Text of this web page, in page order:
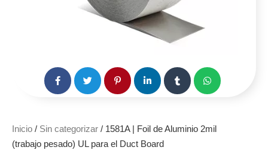
Inicio / Sin categorizar / 1581A | Foil de Aluminio 2mil
(trabajo pesado) UL para el Duct Board